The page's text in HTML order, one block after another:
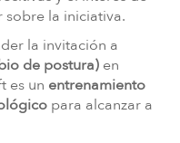
la iniciativa.
la invitación a
de postura) en
es un entrenamiento
para alcanzar a